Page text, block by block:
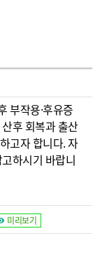
부작용·후유증
후 회복과 출산
고자 합니다. 자
하시기 바랍니
미리보기